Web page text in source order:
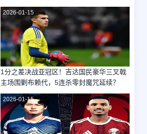
2026-01-15
1分之差决战亚冠区！吉达国民豪华三叉戟
主场围剿布赖代，5连杀零封魔咒延续？
2026-01-15